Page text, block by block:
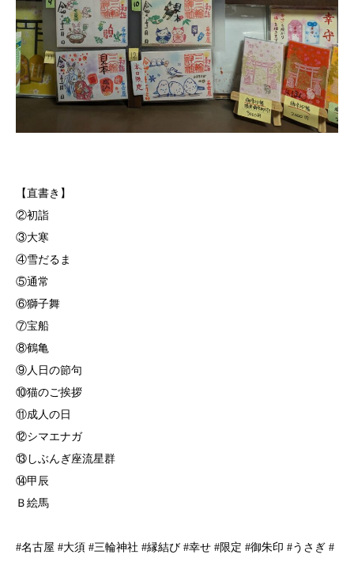
⁡【直書き】
②初詣
③大寒
⁡④雪だるま
⑤通常⁡
⁡⑥獅子舞
⑦宝船
⑧鶴亀
⁡⑨人日の節句⁡⁡
⁡⑩猫のご挨拶
⑪成人の日⁡
⁡⑫シマエナガ
⑬しぶんぎ座流星群⁡
⁡⑭甲辰
Ｂ絵馬
#名古屋 #大須 #三輪神社 #縁結び #幸せ #限定 #御朱印 #うさぎ #